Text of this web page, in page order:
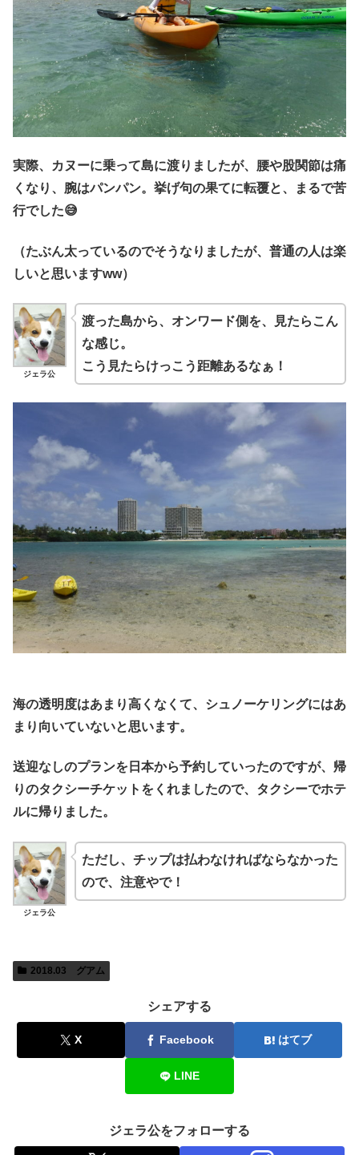
実際、カヌーに乗って島に渡りましたが、腰や股関節は痛
くなり、腕はパンパン。挙げ句の果てに転覆と、まるで苦
行でした😅
（たぶん太っているのでそうなりましたが、普通の人は楽
しいと思いますww）
ジェラ公
渡った島から、オンワード側を、見たらこん
な感じ。
こう見たらけっこう距離あるなぁ！
海の透明度はあまり高くなくて、シュノーケリングにはあ
まり向いていないと思います。
送迎なしのプランを日本から予約していったのですが、帰
りのタクシーチケットをくれましたので、タクシーでホテ
ルに帰りました。
ジェラ公
ただし、チップは払わなければならなかった
ので、注意やで！
2018.03 グアム
シェアする
X Facebook はてブ
LINE
ジェラ公をフォローする